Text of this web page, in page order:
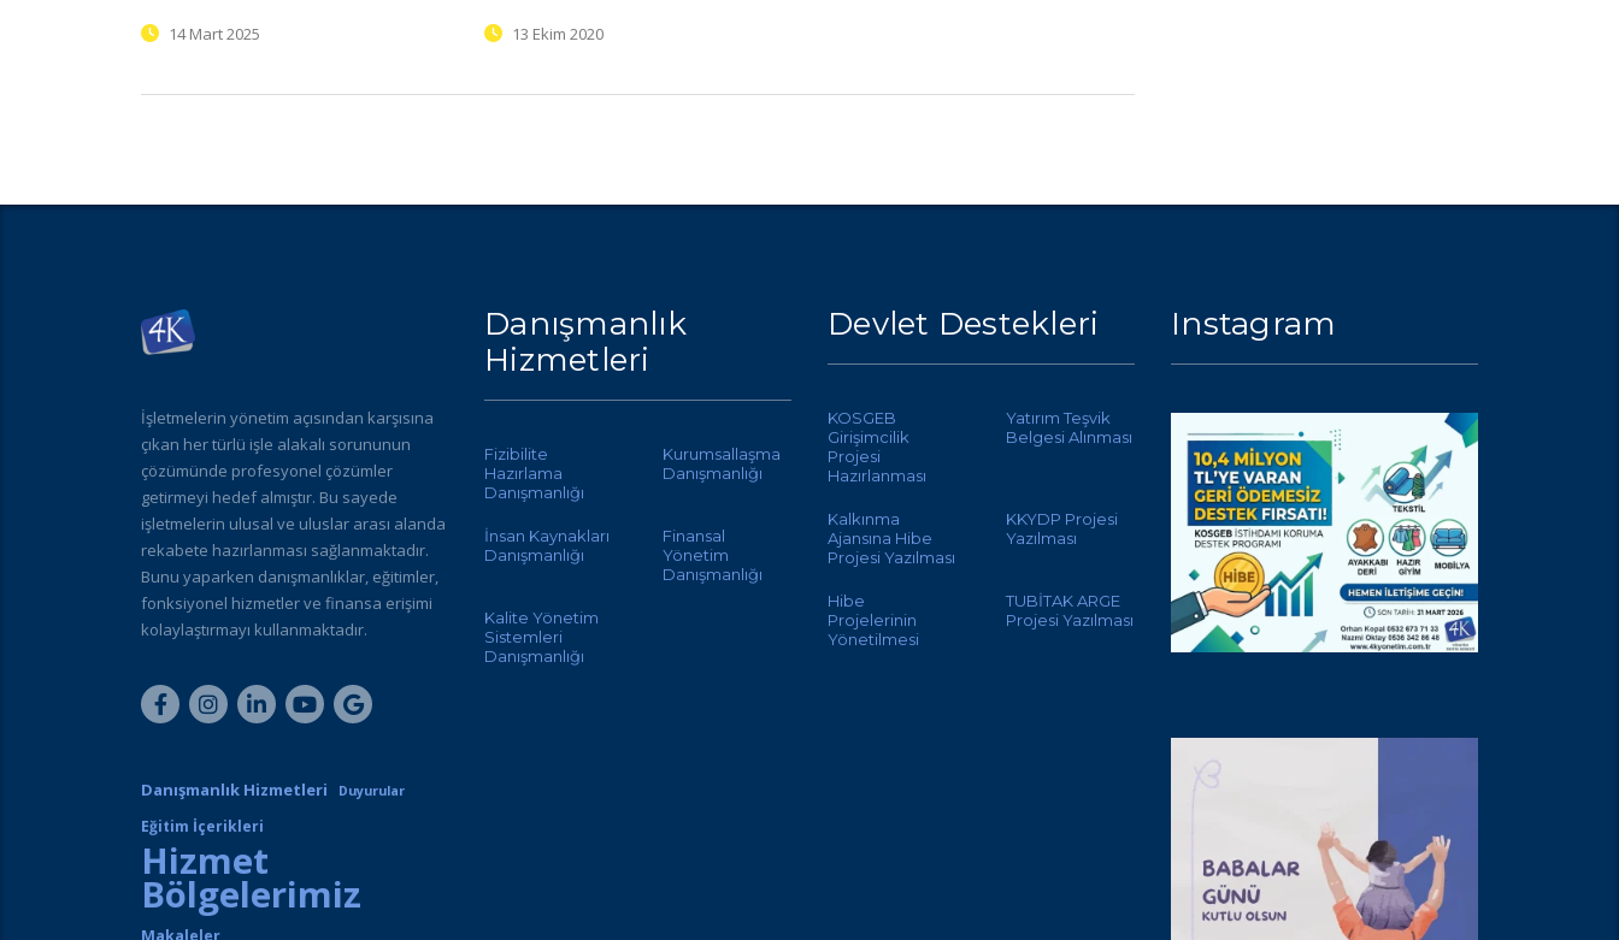
14 Mart 2025 13 Ekim 2020
İşletmelerin yönetim açısından karşısına
çıkan her türlü işle alakalı sorununun
çözümünde profesyonel çözümler
getirmeyi hedef almıştır. Bu sayede
işletmelerin ulusal ve uluslar arası alanda
rekabete hazırlanması sağlanmaktadır.
Bunu yaparken danışmanlıklar, eğitimler,
fonksiyonel hizmetler ve finansa erişimi
kolaylaştırmayı kullanmaktadır.
Danışmanlık Hizmetleri Duyurular
Eğitim İçerikleri
Hizmet
Bölgelerimiz
Makaleler
Danışmanlık
Hizmetleri
Fizibilite
Hazırlama
Danışmanlığı
Kurumsallaşma
Danışmanlığı
İnsan Kaynakları
Danışmanlığı
Finansal
Yönetim
Danışmanlığı
Kalite Yönetim
Sistemleri
Danışmanlığı
Devlet Destekleri
KOSGEB
Girişimcilik
Projesi
Hazırlanması
Yatırım Teşvik
Belgesi Alınması
Kalkınma
Ajansına Hibe
Projesi Yazılması
KKYDP Projesi
Yazılması
Hibe
Projelerinin
Yönetilmesi
TUBİTAK ARGE
Projesi Yazılması
Instagram